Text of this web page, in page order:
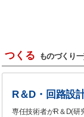
つくる ものづくり
R＆D・回路設
専任技術者がR＆D(研